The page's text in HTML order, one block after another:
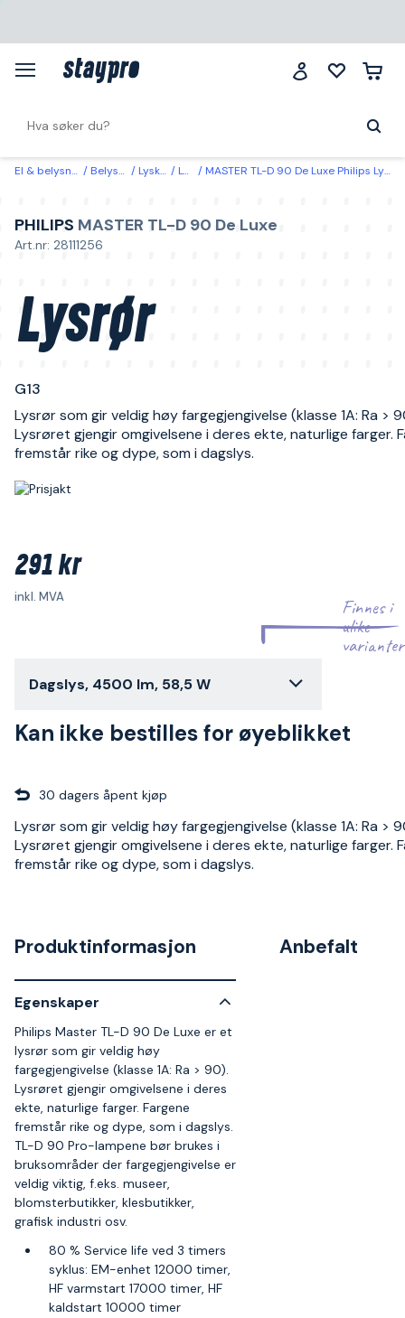
El & belysning Belysning Lyskilder Lysrør MASTER TL-D 90 De Luxe Philips Lysrør G13 Dagslys, 4500 lm, 58,5 W
PHILIPS MASTER TL-D 90 De Luxe
Art.nr: 28111256
Lysrør
G13
Lysrør som gir veldig høy fargegjengivelse (klasse 1A: Ra >
Lysrøret gjengir omgivelsene i deres ekte, naturlige farger.
fremstår rike og dype, som i dagslys.
291 kr
inkl. MVA
Finnes i
ulike
varianter
Dagslys, 4500 lm, 58,5 W
Kan ikke bestilles for øyeblikket
30 dagers åpent kjøp
Lysrør som gir veldig høy fargegjengivelse (klasse 1A: Ra >
Lysrøret gjengir omgivelsene i deres ekte, naturlige farger.
fremstår rike og dype, som i dagslys.
Produktinformasjon
Egenskaper
Philips Master TL-D 90 De Luxe er et
lysrør som gir veldig høy
fargegjengivelse (klasse 1A: Ra > 90).
Lysrøret gjengir omgivelsene i deres
ekte, naturlige farger. Fargene
fremstår rike og dype, som i dagslys.
TL-D 90 Pro-lampene bør brukes i
bruksområder der fargegjengivelse er
veldig viktig, f.eks. museer,
blomsterbutikker, klesbutikker,
grafisk industri osv.
80 % Service life ved 3 timers
syklus: EM-enhet 12000 timer,
HF varmstart 17000 timer, HF
kaldstart 10000 timer
Anbefalt